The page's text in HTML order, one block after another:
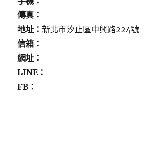
傳真：
地址：新北市汐止區中興路224號
信箱：
網址：
LINE：
FB：